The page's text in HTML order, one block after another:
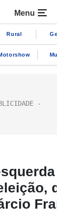
Menu
Rural